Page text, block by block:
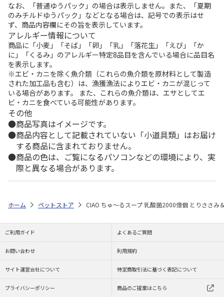
なお、「普通ゆうパック」の場合は表示しません。また、「夏期
のみチルドゆうパック」などとなる場合は、記号での表示はせ
ず、商品内容欄にその旨を表示しています。
アレルギー情報について
商品に「小麦」「そば」「卵」「乳」「落花生」「えび」「か
に」「くるみ」のアレルギー特定8品目を含んでいる場合に品目名
を表示します。
※エビ・カニを除く魚介類（これらの魚介類を原材料として製造
された加工品も含む）は、漁獲漁法によりエビ・カニが混じって
いる場合があります。 また、これらの魚介類は、エサとしてエ
ビ・カニを食べている可能性があります。
その他
商品写真はイメージです。
商品内容として記載されていない「小道具類」はお届け
する商品に含まれておりません。
商品の色は、ご覧になるパソコンなどの環境により、実
際と異なる場合があります。
ホーム ペットストア CIAO ちゅ～るスープ 乳酸菌2000億個 とりささ
ご利用ガイド よくあるご質問
お問い合わせ 利用規約
サイト運営会社について 特定商取引法に基づく表記について
プライバシーポリシー 商品のご提案はこちら